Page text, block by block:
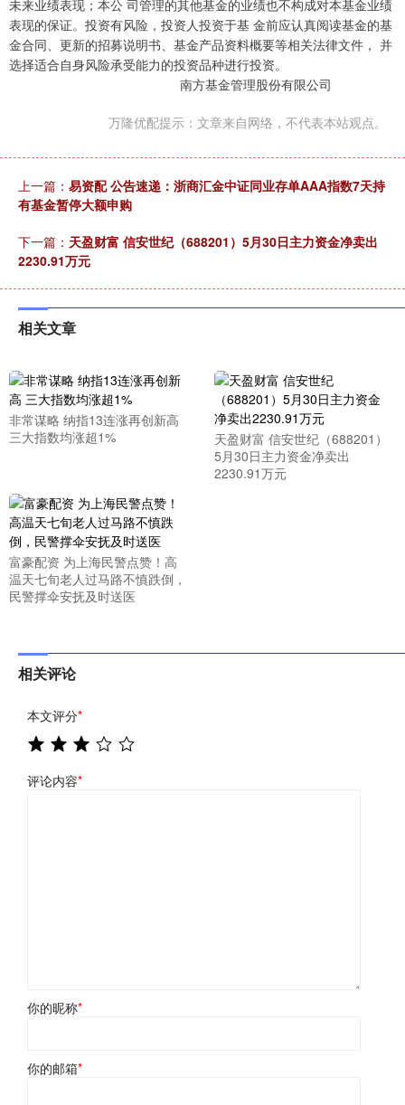
未来业绩表现；本公 司管理的其他基金的业绩也不构成对本基金业绩
表现的保证。投资有风险，投资人投资于基 金前应认真阅读基金的基
金合同、更新的招募说明书、基金产品资料概要等相关法律文件， 并
选择适合自身风险承受能力的投资品种进行投资。
南方基金管理股份有限公司
万隆优配提示：文章来自网络，不代表本站观点。
上一篇： 易资配 公告速递：浙商汇金中证同业存单AAA指数7天持
有基金暂停大额申购
下一篇： 天盈财富 信安世纪（688201）5月30日主力资金净卖出
2230.91万元
相关文章
非常谋略 纳指13连涨再创新高
三大指数均涨超1%
天盈财富 信安世纪（688201）
5月30日主力资金净卖出
2230.91万元
富豪配资 为上海民警点赞！高
温天七旬老人过马路不慎跌倒，
民警撑伞安抚及时送医
相关评论
本文评分*
评论内容*
你的昵称*
你的邮箱*